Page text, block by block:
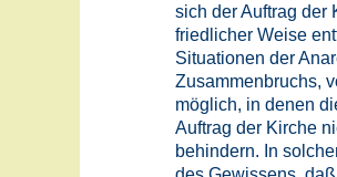
sich der Auftrag der
friedlicher Weise
Situationen der
Zusammenbruchs,
möglich, in denen
Auftrag der Kirche
behindern. In